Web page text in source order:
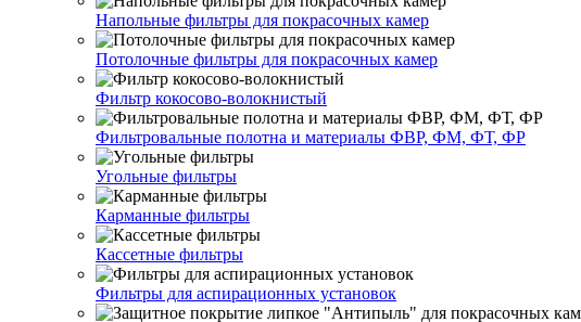
Напольные фильтры для покрасочных камер
Потолочные фильтры для покрасочных камер
Фильтр кокосово-волокнистый
Фильтровальные полотна и материалы ФВР, ФМ, ФТ, ФР
Угольные фильтры
Карманные фильтры
Кассетные фильтры
Фильтры для аспирационных установок